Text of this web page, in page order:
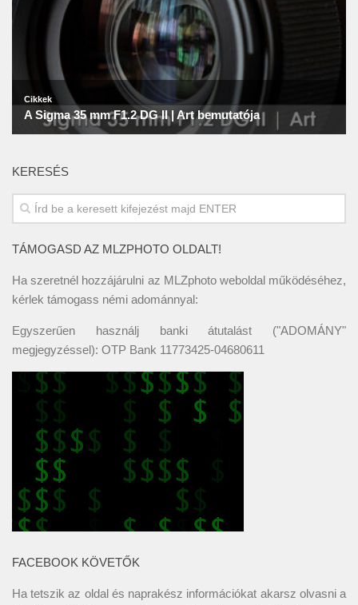
KERESÉS
TÁMOGASD AZ MLZPHOTO OLDALT!
Ha szeretnél hozzájárulni az MLZphoto weboldal működéséhez,
kérlek támogass némi adománnyal:
Egyszerűen használj banki átutalást ("ADOMÁNY"
megjegyzéssel): OTP Bank 11773425-04680611
FACEBOOK KÖVETŐK
Ha tetszik az oldal és naprakész információkat akarsz olvasni a